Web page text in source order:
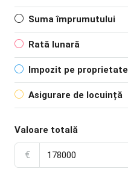
Suma împrumutului
Rată lunară
Impozit pe proprietate
Asigurare de locuință
Valoare totală
€